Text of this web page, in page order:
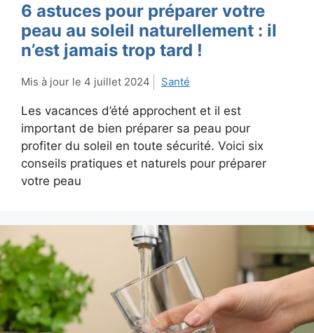
6 astuces pour préparer votre
peau au soleil naturellement : il
n’est jamais trop tard !
4 juillet 2024 Santé
Les vacances d’été approchent et il est
important de bien préparer sa peau pour
profiter du soleil en toute sécurité. Voici six
conseils pratiques et naturels pour préparer
votre peau